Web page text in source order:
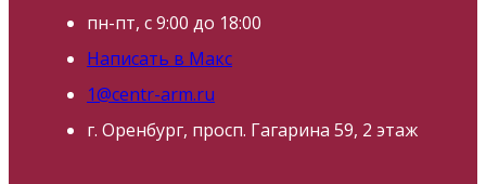
пн-пт, с 9:00 до 18:00
Написать в Макс
1@centr-arm.ru
г. Оренбург, просп. Гагарина 59, 2 этаж